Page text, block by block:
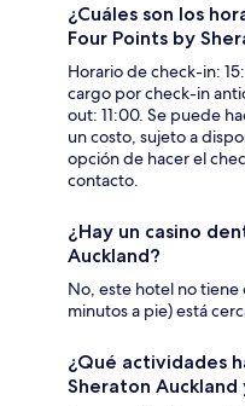
¿Cuáles son los
Four Points by
Horario de check-in:
cargo por check-in
out: 11:00. Se puede
un costo, sujeto a
opción de hacer el
contacto.
¿Hay un casino
Auckland?
No, este hotel no tiene
minutos a pie) está
¿Qué actividades
Sheraton Auckland